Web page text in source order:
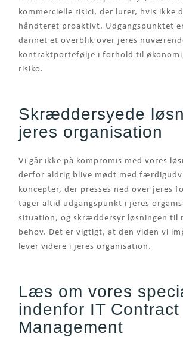
kommercielle risici, der lurer, hvis ikke
håndteret proaktivt. Udgangspunktet
dannet et overblik over jeres
kontraktportefølje i forhold til
risiko.
Skræddersyede
jeres organisation
Vi går ikke på kompromis med vores
derfor aldrig blive mødt med
koncepter, der presses ned over jeres
tager altid udgangspunkt i jeres
situation, og skræddersyr løsningen til
behov. Det er vigtigt, at den viden vi
lever videre i jeres organisation.
Læs om vores
indenfor IT Contract
Management